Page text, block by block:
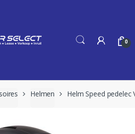
0
Helmen Helm Speed